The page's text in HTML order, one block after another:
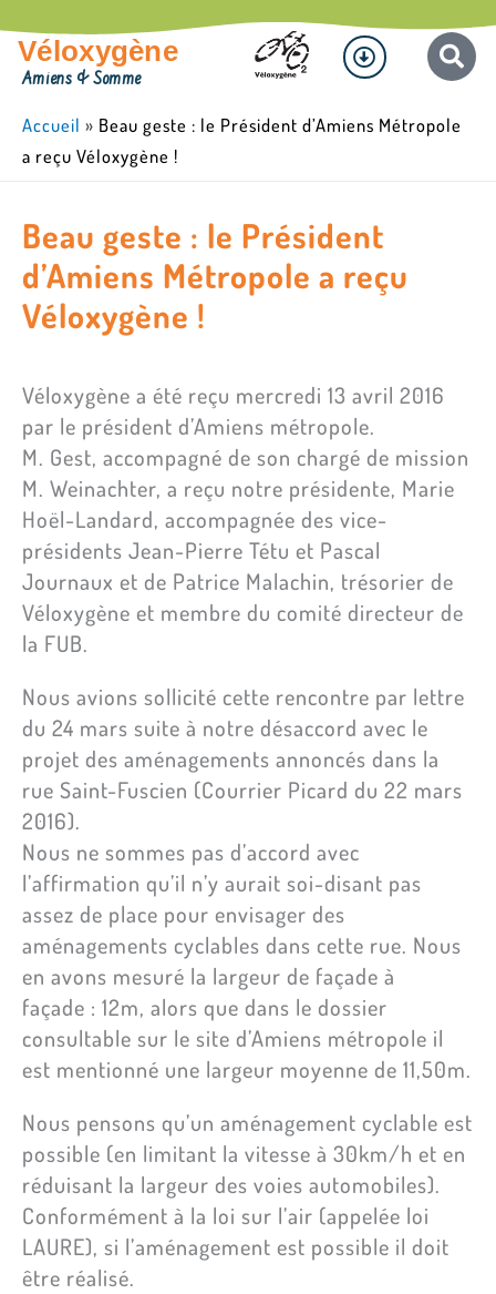
au
contenu
Véloxygène
Amiens & Somme
Menu
Accueil » Beau geste : le Président d’Amiens Métropole
a reçu Véloxygène !
Beau geste : le Président
d’Amiens Métropole a reçu
Véloxygène !
Véloxygène a été reçu mercredi 13 avril 2016
par le président d’Amiens métropole.
M. Gest, accompagné de son chargé de mission
M. Weinachter, a reçu notre présidente, Marie
Hoël-Landard, accompagnée des vice-
présidents Jean-Pierre Tétu et Pascal
Journaux et de Patrice Malachin, trésorier de
Véloxygène et membre du comité directeur de
la FUB.
Nous avions sollicité cette rencontre par lettre
du 24 mars suite à notre désaccord avec le
projet des aménagements annoncés dans la
rue Saint-Fuscien (Courrier Picard du 22 mars
2016).
Nous ne sommes pas d’accord avec
l’affirmation qu’il n’y aurait soi-disant pas
assez de place pour envisager des
aménagements cyclables dans cette rue. Nous
en avons mesuré la largeur de façade à
façade : 12m, alors que dans le dossier
consultable sur le site d’Amiens métropole il
est mentionné une largeur moyenne de 11,50m.
Nous pensons qu’un aménagement cyclable est
possible (en limitant la vitesse à 30km/h et en
réduisant la largeur des voies automobiles).
Conformément à la loi sur l’air (appelée loi
LAURE), si l’aménagement est possible il doit
être réalisé.